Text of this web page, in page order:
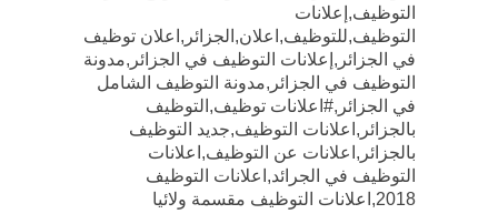
التوظيف,إعلانات
التوظيف,للتوظيف,اعلان,الجزائر,اعلان توظيف
في الجزائر,إعلانات التوظيف في الجزائر,مدونة
التوظيف في الجزائر,مدونة التوظيف الشامل
في الجزائر,#اعلانات توظيف,التوظيف
بالجزائر,اعلانات التوظيف,جديد التوظيف
بالجزائر,اعلانات عن التوظيف,اعلانات
التوظيف في الجرائد,اعلانات التوظيف
2018,اعلانات التوظيف مقسمة ولائيا